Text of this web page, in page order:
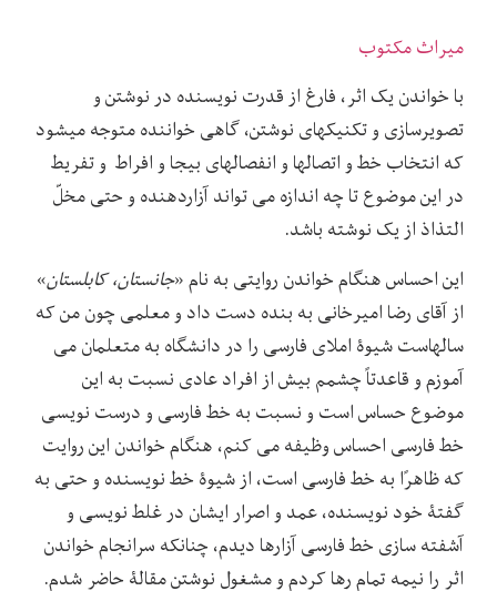
میراث مکتوب
با خواندن یک اثر، فارغ از قدرت نویسنده در نوشتن و
تصویرسازی و تکنیکهای نوشتن، گاهی خواننده متوجه میشود
که انتخاب خط و اتصالها و انفصالهای بیجا و افراط و تفریط
در این موضوع تا چه اندازه می تواند آزاردهنده و حتی مخلّ
التذاذ از یک نوشته باشد.
این احساس هنگام خواندن روایتی به نام «جانستان، کابلستان»
از آقای رضا امیرخانی به بنده دست داد و معلمی چون من که
سالهاست شیوۀ املای فارسی را در دانشگاه به متعلمان می
آموزم و قاعدتاً چشمم بیش از افراد عادی نسبت به این
موضوع حساس است و نسبت به خط فارسی و درست نویسی
خط فارسی احساس وظیفه می کنم، هنگام خواندن این روایت
که ظاهرًا به خط فارسی است، از شیوۀ خط نویسنده و حتی به
گفتۀ خود نویسنده، عمد و اصرار ایشان در غلط نویسی و
آشفته سازی خط فارسی آزارها دیدم، چنانکه سرانجام خواندن
اثر را نیمه تمام رها کردم و مشغول نوشتن مقالۀ حاضر شدم.